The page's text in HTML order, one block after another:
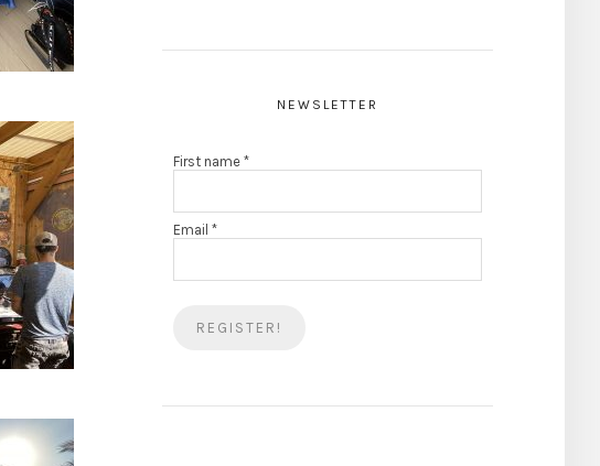
NEWSLETTER
First name *
Email *